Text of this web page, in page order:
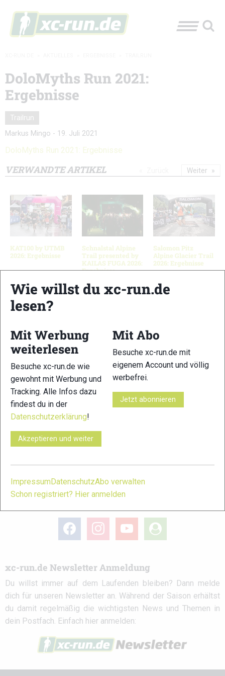
DoloMyths Run 2021:
Ergebnisse
Trailrun
Markus Mingo - 19. Juli 2021
DoloMyths Run 2021: Ergebnisse
VERWANDTE ARTIKEL
KAT100 by UTMB
2026: Ergebnisse
Schnalstal Alpine
Trail presented by
KAILAS FUGA 2026:
Ergebnisse
Salomon Pitz
Alpine Glacier Trail
2026: Ergebnisse
Weiter
Schreibe einen Kommentar
xc-run.de ist DAS deutschsprachige Trailrunning-Portal mit
aktuellen News aus der Szene, einer Traildatenbank,
Trailrunning-Community und allem was du sonst noch über
deine Lieblingssportart wissen solltest.
ObTrailrunning-Anfänger oder Profi-Sportler, wir haben
immer ein offenes Ohr für dich! Du kannst uns jederzeit über
facebook instagram youtube
user-
circle
xc-run.de Newsletter Anmeldung
Du willst immer auf dem Laufenden bleiben? Dann melde
dich für unseren Newsletter an. Während der Saison erhältst
du damit regelmäßig die wichtigsten News und Themen in
dein Postfach. Einfach hier anmelden:
Wie willst du xc-run.de
lesen?
Mit Werbung
weiterlesen
Besuche xc-run.de wie
gewohnt mit Werbung und
Tracking. Alle Infos dazu
findest du in der
Datenschutzerklärung!
Akzeptieren und weiter
Mit Abo
Besuche xc-run.de mit
eigenem Account und völlig
werbefrei.
Jetzt abonnieren
ImpressumDatenschutzAbo verwalten
Schon registriert? Hier anmelden